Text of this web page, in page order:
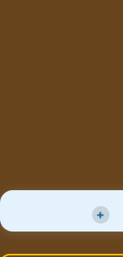
+